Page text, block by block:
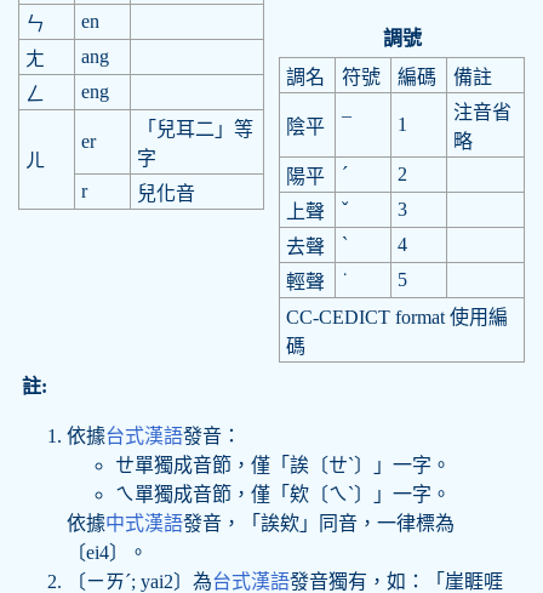
ㄣ
en
ㄤ
ang
ㄥ
eng
ㄦ
er
「兒耳二」等
字
r
兒化音
調號
調名
符號 編碼 備註
陰平 ¯ 1
注音省
略
陽平
ˊ
2
上聲
ˇ
3
去聲
ˋ
4
輕聲
˙
5
CC-CEDICT format 使用編
碼
註:
依據台式漢語發音：
ㄝ單獨成音節，僅「誒〔ㄝˋ〕」一字。
ㄟ單獨成音節，僅「欸〔ㄟˋ〕」一字。
依據中式漢語發音，「誒欸」同音，一律標為
〔ei4〕。
〔ㄧㄞˊ; yai2〕為台式漢語發音獨有，如：「崖睚啀